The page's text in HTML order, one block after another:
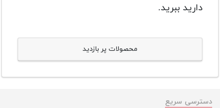
دارید ببرید.
محصولات پر بازدید
دسترسی سریع